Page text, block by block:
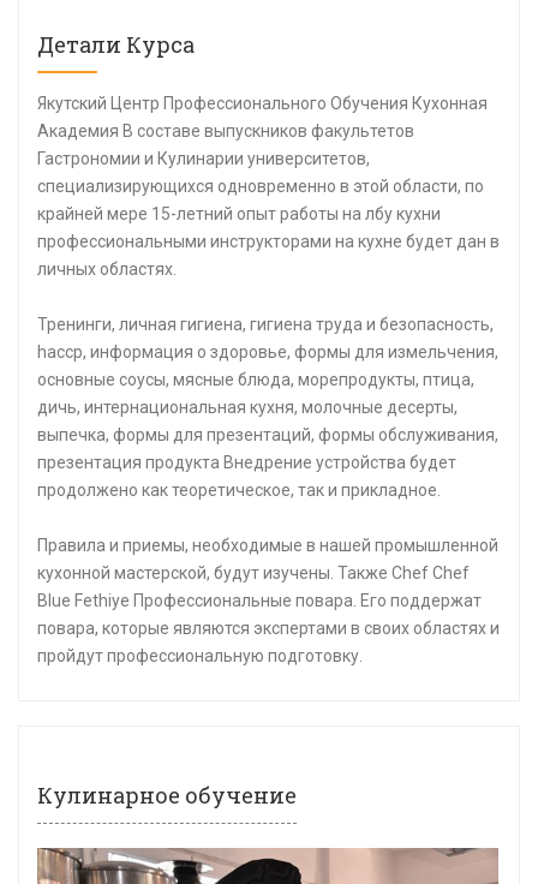
Детали Курса
Якутский Центр Профессионального Обучения Кухонная
Академия В составе выпускников факультетов
Гастрономии и Кулинарии университетов,
специализирующихся одновременно в этой области, по
крайней мере 15-летний опыт работы на лбу кухни
профессиональными инструкторами на кухне будет дан в
личных областях.
Тренинги, личная гигиена, гигиена труда и безопасность,
haccp, информация о здоровье, формы для измельчения,
основные соусы, мясные блюда, морепродукты, птица,
дичь, интернациональная кухня, молочные десерты,
выпечка, формы для презентаций, формы обслуживания,
презентация продукта Внедрение устройства будет
продолжено как теоретическое, так и прикладное.
Правила и приемы, необходимые в нашей промышленной
кухонной мастерской, будут изучены. Также Chef Chef
Blue Fethiye Профессиональные повара. Его поддержат
повара, которые являются экспертами в своих областях и
пройдут профессиональную подготовку.
Кулинарное обучение